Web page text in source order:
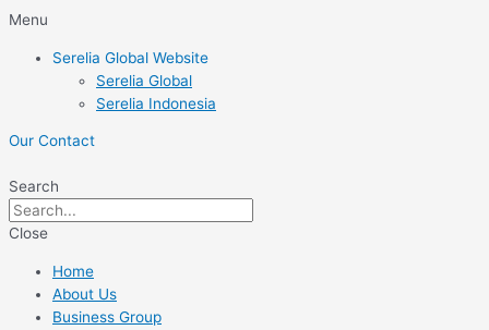
Skip
content
Menu
Serelia Global Website
Serelia Global
Serelia Indonesia
Our Contact
Search
Close
Home
About Us
Business Group